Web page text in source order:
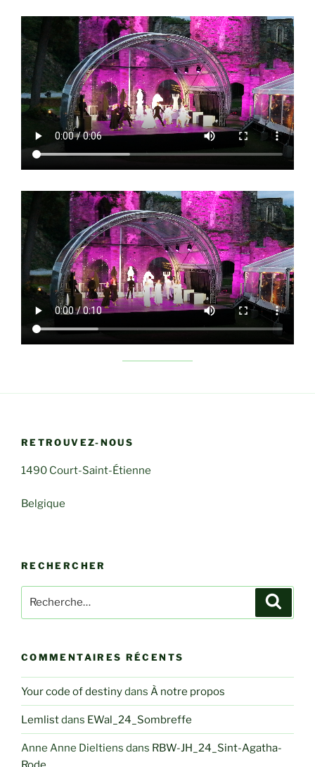
RETROUVEZ-NOUS
1490 Court-Saint-Étienne
Belgique
RECHERCHER
pour
COMMENTAIRES RÉCENTS
Your code of destinydans À notre propos
Lemlistdans EWal_24_Sombreffe
Anne Anne Dieltiens dans RBW-JH_24_Sint-Agatha-